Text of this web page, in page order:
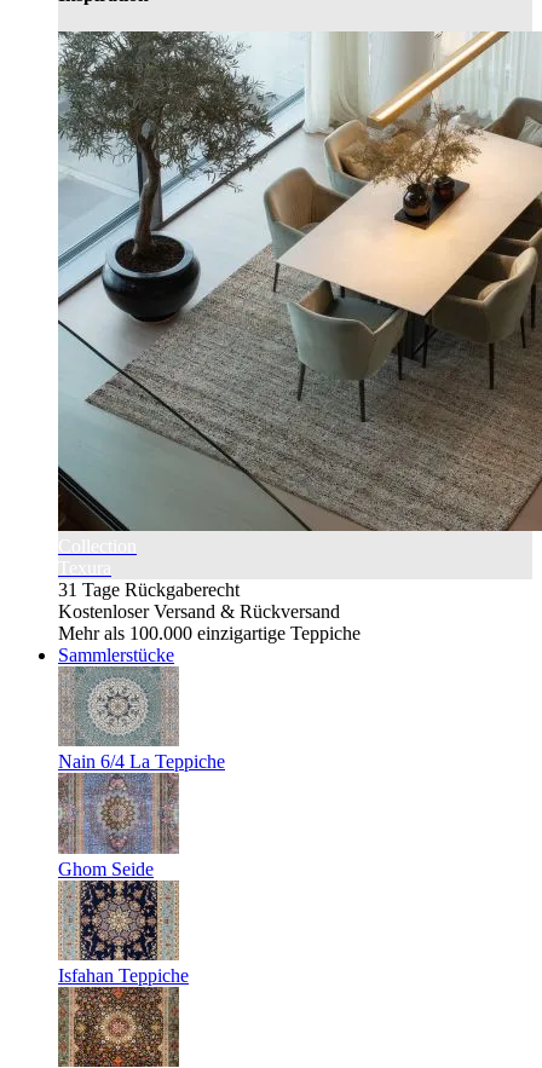
31 Tage Rückgaberecht
Kostenloser Versand & Rückversand
Mehr als 100.000 einzigartige Teppiche
Sammlerstücke
Nain 6/4 La Teppiche
Ghom Seide
Isfahan Teppiche